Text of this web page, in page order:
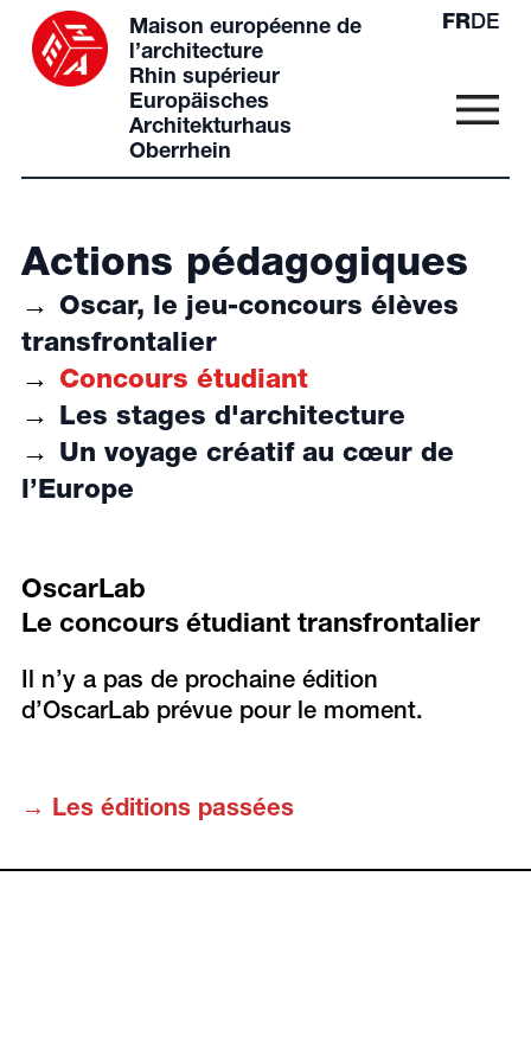
Maison européenne de
l’architecture
Rhin supérieur
Europäisches
Architekturhaus
Oberrhein
FRDE
Actions pédagogiques
Oscar, le jeu-concours élèves
transfrontalier
Concours étudiant
Les stages d'architecture
Un voyage créatif au cœur de
l’Europe
OscarLab
Le concours étudiant transfrontalier
Il n’y a pas de prochaine édition
d’OscarLab prévue pour le moment.
→ Les éditions passées